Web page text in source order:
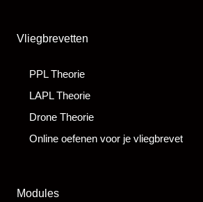
Vliegbrevetten
PPL Theorie
LAPL Theorie
Drone Theorie
Online oefenen voor je vliegbrevet
Modules